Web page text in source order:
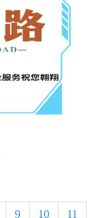
9 10 11